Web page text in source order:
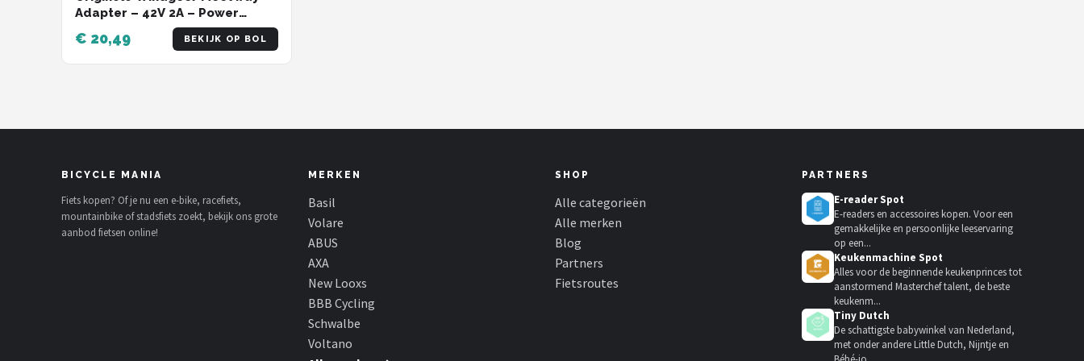
Adapter – 42V 2A – Power
€ 20,49 BEKIJK OP BOL
BICYCLE MANIA
Fiets kopen? Of je nu een e-bike, racefiets,
mountainbike of stadsfiets zoekt, bekijk ons grote
aanbod fietsen online!
MERKEN
Basil
Volare
ABUS
AXA
New Looxs
BBB Cycling
Schwalbe
Voltano
SHOP
Alle categorieën
Alle merken
Blog
Partners
Fietsroutes
PARTNERS
E-reader Spot
E-readers en accessoires kopen. Voor een
gemakkelijke en persoonlijke leeservaring
op een...
Keukenmachine Spot
Alles voor de beginnende keukenprinces tot
aanstormend Masterchef talent, de beste
keukenm...
Tiny Dutch
De schattigste babywinkel van Nederland,
met onder andere Little Dutch, Nijntje en